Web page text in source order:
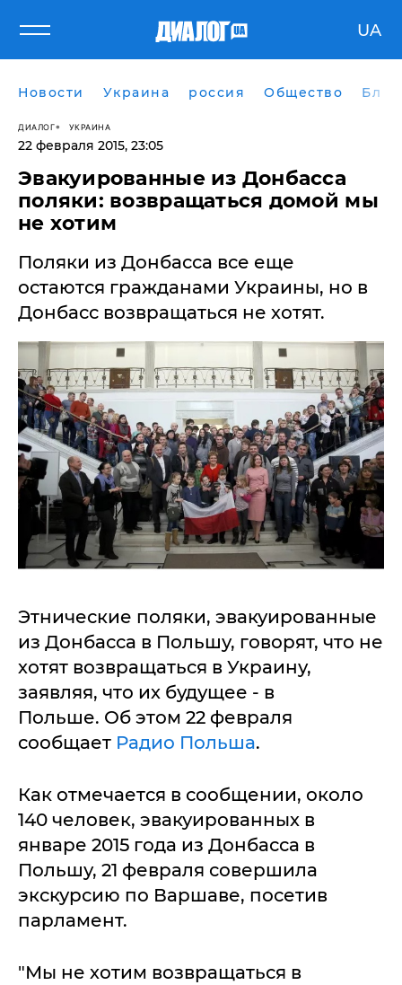
UA
Новости Украина россия Общество
ДИАЛОГ УКРАИНА
22 февраля 2015, 23:05
Эвакуированные из Донбасса
поляки: возвращаться домой мы
не хотим
Поляки из Донбасса все еще
остаются гражданами Украины, но в
Донбасс возвращаться не хотят.​
Этнические поляки, эвакуированные
из Донбасса в Польшу, говорят, что не
хотят возвращаться в Украину,
заявляя, что их будущее - в
Польше. Об этом 22 февраля
сообщает Радио Польша.
Как отмечается в сообщении, около
140 человек, эвакуированных в
январе 2015 года из Донбасса в
Польшу, 21 февраля совершила
экскурсию по Варшаве, посетив
парламент.
"Мы не хотим возвращаться в